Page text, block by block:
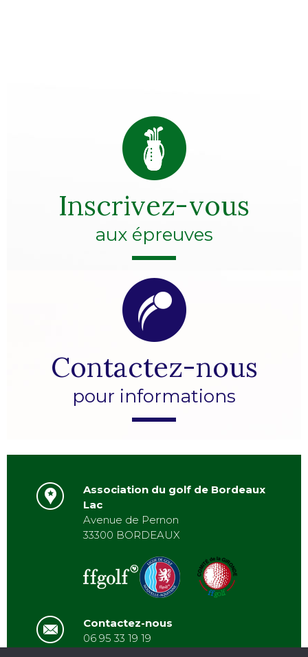
Inscrivez-vous
aux épreuves
Contactez-nous
pour informations
Association du golf de Bordeaux
Lac
Avenue de Pernon
33300 BORDEAUX
Contactez-nous
06 95 33 19 19